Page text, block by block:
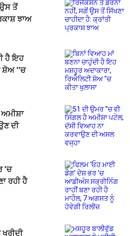
ਤੋਂ
ਝਾਅ
ਹੈ ਇਹ
ਸ਼ੋਅ ''ਚ
ਦੀ
’ਚ
ਰਹੀ ਹੈ